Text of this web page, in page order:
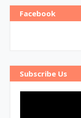
Facebook
Subscribe Us